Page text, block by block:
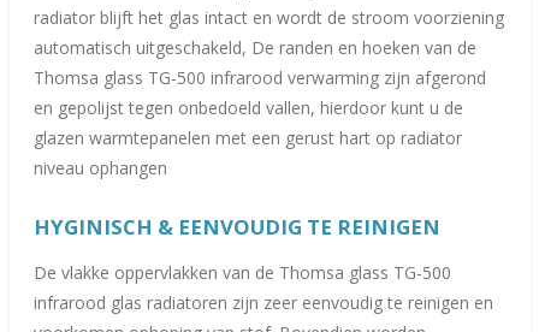
radiator blijft het glas intact en wordt de stroom voorziening
automatisch uitgeschakeld, De randen en hoeken van de
Thomsa glass TG-500 infrarood verwarming zijn afgerond
en gepolijst tegen onbedoeld vallen, hierdoor kunt u de
glazen warmtepanelen met een gerust hart op radiator
niveau ophangen
HYGINISCH & EENVOUDIG TE REINIGEN
De vlakke oppervlakken van de Thomsa glass TG-500
infrarood glas radiatoren zijn zeer eenvoudig te reinigen en